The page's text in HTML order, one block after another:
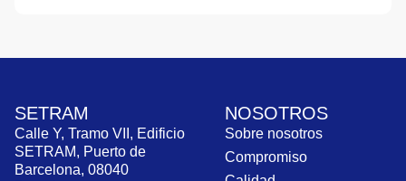
SETRAM
Calle Y, Tramo VII, Edificio
SETRAM, Puerto de
Barcelona, 08040
NOSOTROS
Sobre nosotros
Compromiso